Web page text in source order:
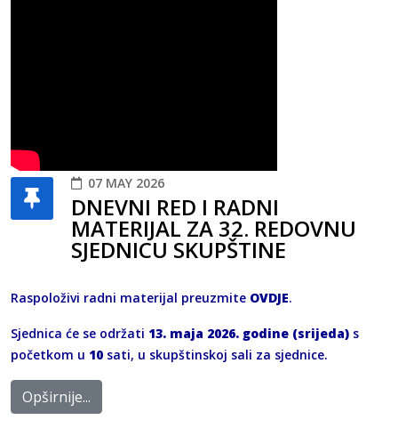
07 MAY 2026
DNEVNI RED I RADNI
MATERIJAL ZA 32. REDOVNU
SJEDNICU SKUPŠTINE
Raspoloživi radni materijal preuzmite OVDJE.
Sjednica će se održati 13. maja 2026. godine (srijeda) s
početkom u 10 sati, u skupštinskoj sali za sjednice.
Opširnije...